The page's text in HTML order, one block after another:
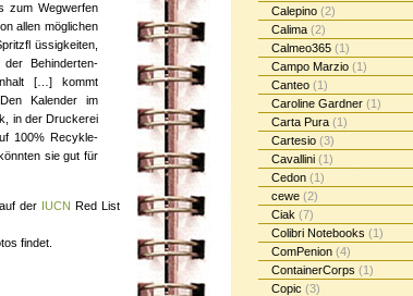
zum Wegwerfen
allen möglichen
üssigkeiten,
Behinderten-
[…] kommt
Kalender im
in der Druckerei
100% Recykle-
sie gut für
der IUCN Red List
findet.
Calepino (2)
Calima (2)
Calmeo365 (1)
Campo Marzio (1)
Canteo (1)
Caroline Gardner (1)
Carta Pura (1)
Cartesio (3)
Cavallini (1)
Cedon (1)
cewe (2)
Ciak (7)
Colibri Notebooks (1)
ComPenion (4)
ContainerCorps (1)
Copic (3)